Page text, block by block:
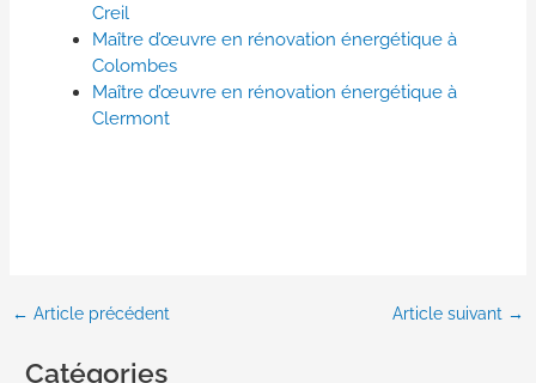
Creil
Maître d’œuvre en rénovation énergétique à
Colombes
Maître d’œuvre en rénovation énergétique à
Clermont
← Article précédent Article suivant →
Catégories